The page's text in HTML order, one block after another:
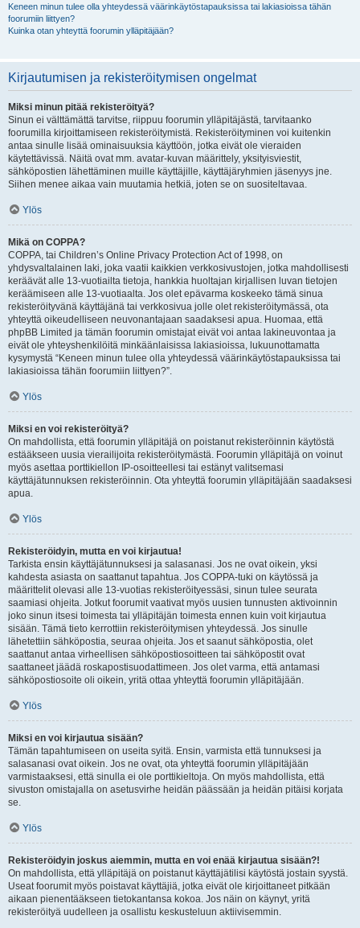
Keneen minun tulee olla yhteydessä väärinkäytöstapauksissa tai lakiasioissa tähän
foorumiin liittyen?
Kuinka otan yhteyttä foorumin ylläpitäjään?
Kirjautumisen ja rekisteröitymisen ongelmat
Miksi minun pitää rekisteröityä?
Sinun ei välttämättä tarvitse, riippuu foorumin ylläpitäjästä, tarvitaanko
foorumilla kirjoittamiseen rekisteröitymistä. Rekisteröityminen voi kuitenkin
antaa sinulle lisää ominaisuuksia käyttöön, jotka eivät ole vieraiden
käytettävissä. Näitä ovat mm. avatar-kuvan määrittely, yksityisviestit,
sähköpostien lähettäminen muille käyttäjille, käyttäjäryhmien jäsenyys jne.
Siihen menee aikaa vain muutamia hetkiä, joten se on suositeltavaa.
Ylös
Mikä on COPPA?
COPPA, tai Children’s Online Privacy Protection Act of 1998, on
yhdysvaltalainen laki, joka vaatii kaikkien verkkosivustojen, jotka mahdollisesti
keräävät alle 13-vuotiailta tietoja, hankkia huoltajan kirjallisen luvan tietojen
keräämiseen alle 13-vuotiaalta. Jos olet epävarma koskeeko tämä sinua
rekisteröityvänä käyttäjänä tai verkkosivua jolle olet rekisteröitymässä, ota
yhteyttä oikeudelliseen neuvonantajaan saadaksesi apua. Huomaa, että
phpBB Limited ja tämän foorumin omistajat eivät voi antaa lakineuvontaa ja
eivät ole yhteyshenkilöitä minkäänlaisissa lakiasioissa, lukuunottamatta
kysymystä “Keneen minun tulee olla yhteydessä väärinkäytöstapauksissa tai
lakiasioissa tähän foorumiin liittyen?”.
Ylös
Miksi en voi rekisteröityä?
On mahdollista, että foorumin ylläpitäjä on poistanut rekisteröinnin käytöstä
estääkseen uusia vierailijoita rekisteröitymästä. Foorumin ylläpitäjä on voinut
myös asettaa porttikiellon IP-osoitteellesi tai estänyt valitsemasi
käyttäjätunnuksen rekisteröinnin. Ota yhteyttä foorumin ylläpitäjään saadaksesi
apua.
Ylös
Rekisteröidyin, mutta en voi kirjautua!
Tarkista ensin käyttäjätunnuksesi ja salasanasi. Jos ne ovat oikein, yksi
kahdesta asiasta on saattanut tapahtua. Jos COPPA-tuki on käytössä ja
määrittelit olevasi alle 13-vuotias rekisteröityessäsi, sinun tulee seurata
saamiasi ohjeita. Jotkut foorumit vaativat myös uusien tunnusten aktivoinnin
joko sinun itsesi toimesta tai ylläpitäjän toimesta ennen kuin voit kirjautua
sisään. Tämä tieto kerrottiin rekisteröitymisen yhteydessä. Jos sinulle
lähetettiin sähköpostia, seuraa ohjeita. Jos et saanut sähköpostia, olet
saattanut antaa virheellisen sähköpostiosoitteen tai sähköpostit ovat
saattaneet jäädä roskapostisuodattimeen. Jos olet varma, että antamasi
sähköpostiosoite oli oikein, yritä ottaa yhteyttä foorumin ylläpitäjään.
Ylös
Miksi en voi kirjautua sisään?
Tämän tapahtumiseen on useita syitä. Ensin, varmista että tunnuksesi ja
salasanasi ovat oikein. Jos ne ovat, ota yhteyttä foorumin ylläpitäjään
varmistaaksesi, että sinulla ei ole porttikieltoja. On myös mahdollista, että
sivuston omistajalla on asetusvirhe heidän päässään ja heidän pitäisi korjata
se.
Ylös
Rekisteröidyin joskus aiemmin, mutta en voi enää kirjautua sisään?!
On mahdollista, että ylläpitäjä on poistanut käyttäjätilisi käytöstä jostain syystä.
Useat foorumit myös poistavat käyttäjiä, jotka eivät ole kirjoittaneet pitkään
aikaan pienentääkseen tietokantansa kokoa. Jos näin on käynyt, yritä
rekisteröityä uudelleen ja osallistu keskusteluun aktiivisemmin.